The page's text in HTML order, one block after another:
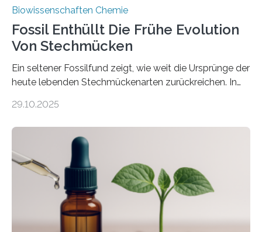
Biowissenschaften Chemie
Fossil Enthüllt Die Frühe Evolution
Von Stechmücken
Ein seltener Fossilfund zeigt, wie weit die Ursprünge der
heute lebenden Stechmückenarten zurückreichen. In
Forschende die bisher älteste bekannte Stechmücken-
Region Kachin in Myanmar und hat sich in
ausgezeichnetem Zustand erhalten. Es konnte als neue
Art einer neuen Gattung beschrieben werden und trägt
nun den Namen Cretosabethes primaevus. Dieser erste
fossile Nachweis einer Stechmückenlarve in Bernstein
stellt gleichzeitig den ersten Fossilfund einer
Mückenlarve aus dem Mesozoikum dar, denn…
29.10.2025